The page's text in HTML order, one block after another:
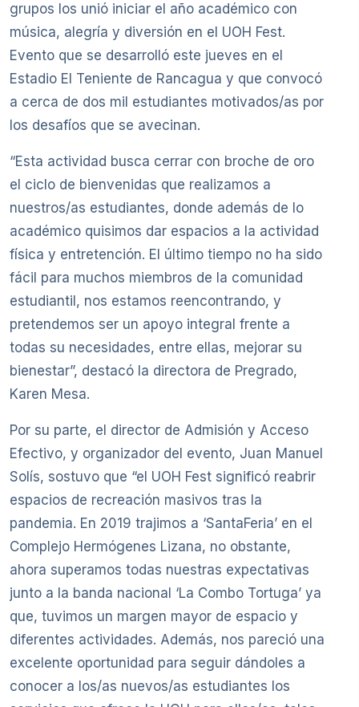
grupos los unió iniciar el año académico con
música, alegría y diversión en el UOH Fest.
Evento que se desarrolló este jueves en el
Estadio El Teniente de Rancagua y que convocó
a cerca de dos mil estudiantes motivados/as por
los desafíos que se avecinan.
“Esta actividad busca cerrar con broche de oro
el ciclo de bienvenidas que realizamos a
nuestros/as estudiantes, donde además de lo
académico quisimos dar espacios a la actividad
física y entretención. El último tiempo no ha sido
fácil para muchos miembros de la comunidad
estudiantil, nos estamos reencontrando, y
pretendemos ser un apoyo integral frente a
todas su necesidades, entre ellas, mejorar su
bienestar”, destacó la directora de Pregrado,
Karen Mesa.
Por su parte, el director de Admisión y Acceso
Efectivo, y organizador del evento, Juan Manuel
Solís, sostuvo que “el UOH Fest significó reabrir
espacios de recreación masivos tras la
pandemia. En 2019 trajimos a ‘SantaFeria’ en el
Complejo Hermógenes Lizana, no obstante,
ahora superamos todas nuestras expectativas
junto a la banda nacional ‘La Combo Tortuga’ ya
que, tuvimos un margen mayor de espacio y
diferentes actividades. Además, nos pareció una
excelente oportunidad para seguir dándoles a
conocer a los/as nuevos/as estudiantes los